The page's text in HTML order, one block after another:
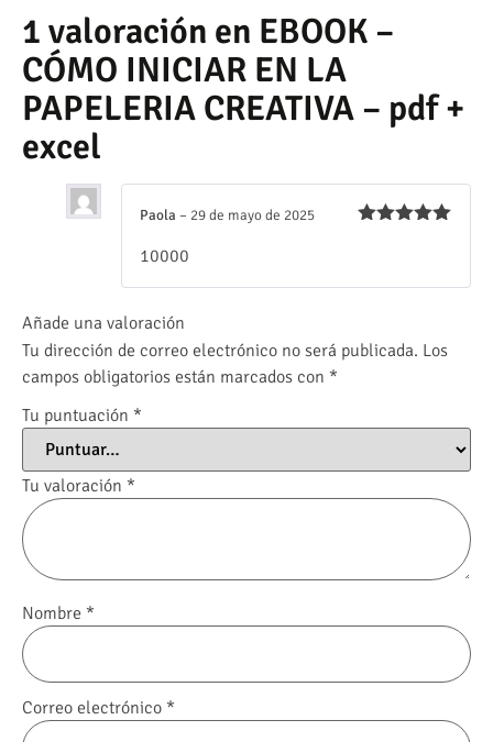
1 valoración en EBOOK –
CÓMO INICIAR EN LA
PAPELERIA CREATIVA – pdf +
excel
Paola – 29 de mayo de 2025
10000
Añade una valoración
Tu dirección de correo electrónico no será publicada. Los
campos obligatorios están marcados con *
Tu puntuación *
Tu valoración *
Nombre *
Correo electrónico *